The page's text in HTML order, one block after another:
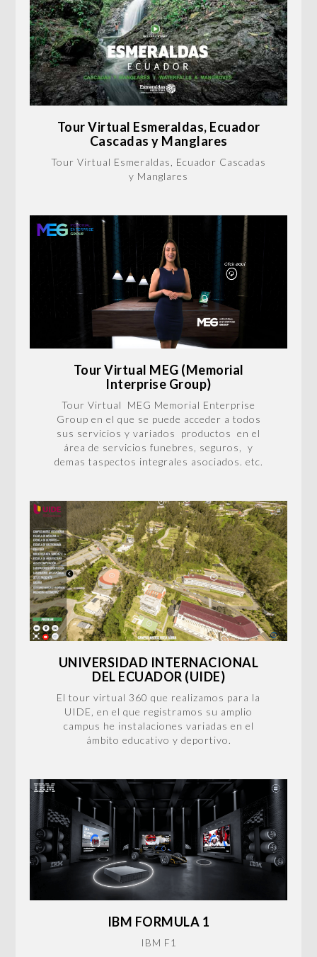
Tour Virtual Esmeraldas, Ecuador
Cascadas y Manglares
Tour Virtual Esmeraldas, Ecuador Cascadas
y Manglares
Tour Virtual MEG (Memorial
Interprise Group)
Tour Virtual MEG Memorial Enterprise
Group en el que se puede acceder a todos
sus servicios y variados productos en el
área de servicios funebres, seguros, y
demas taspectos integrales asociados. etc.
UNIVERSIDAD INTERNACIONAL
DEL ECUADOR (UIDE)
El tour virtual 360 que realizamos para la
UIDE, en el que registramos su amplio
campus he instalaciones variadas en el
ámbito educativo y deportivo.
IBM FORMULA 1
IBM F1